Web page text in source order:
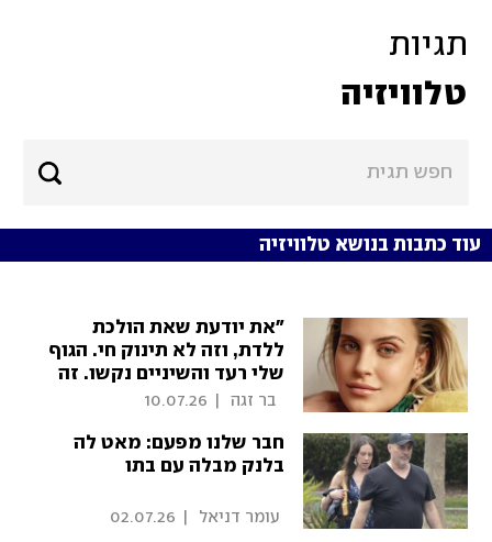
תגיות
טלוויזיה
עוד כתבות בנושא טלוויזיה
"את יודעת שאת הולכת
ללדת, וזה לא תינוק חי. הגוף
שלי רעד והשיניים נקשו. זה
היה לילה שנמשך נצח"
  בר זגה
10.07.26
חבר שלנו מפעם: מאט לה
בלנק מבלה עם בתו
עומר דניאל 02.07.26